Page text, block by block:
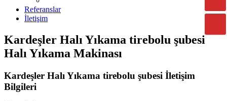
Referanslar
İletişim
Kardeşler Halı Yıkama tirebolu şubesi
Halı Yıkama Makinası
Kardeşler Halı Yıkama tirebolu şubesi İletişim
Bilgileri